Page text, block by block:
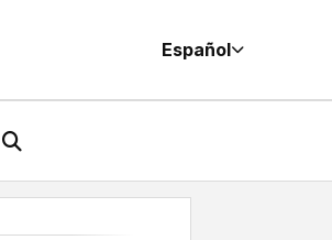
Español